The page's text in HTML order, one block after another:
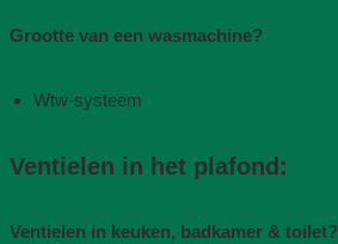
Grootte van een wasmachine?
Wtw-systeem
Ventielen in het plafond:
Ventielen in keuken, badkamer & toilet?